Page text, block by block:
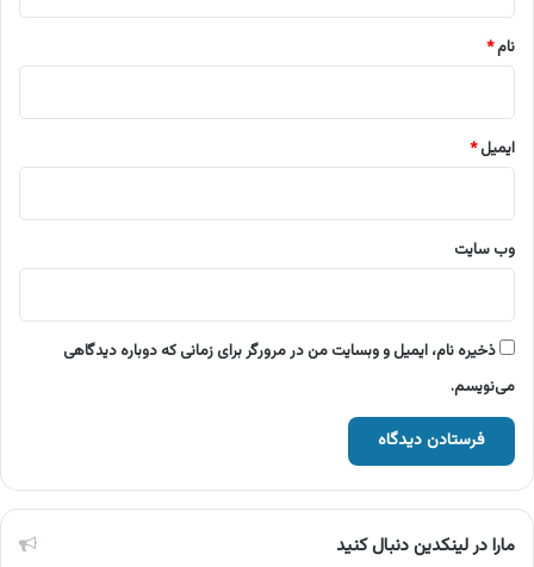
نام*
ایمیل*
وب‌ سایت
ذخیره نام، ایمیل و وبسایت من در مرورگر برای زمانی که دوباره دیدگاهی
می‌نویسم.
مارا در لینکدین دنبال کنید